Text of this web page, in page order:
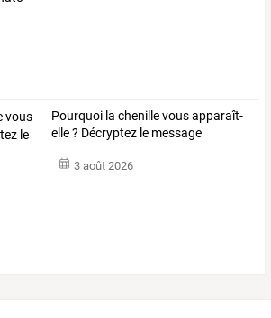
Pourquoi la chenillevousapparaît-
elle? Décryptez le message
3 août 2026